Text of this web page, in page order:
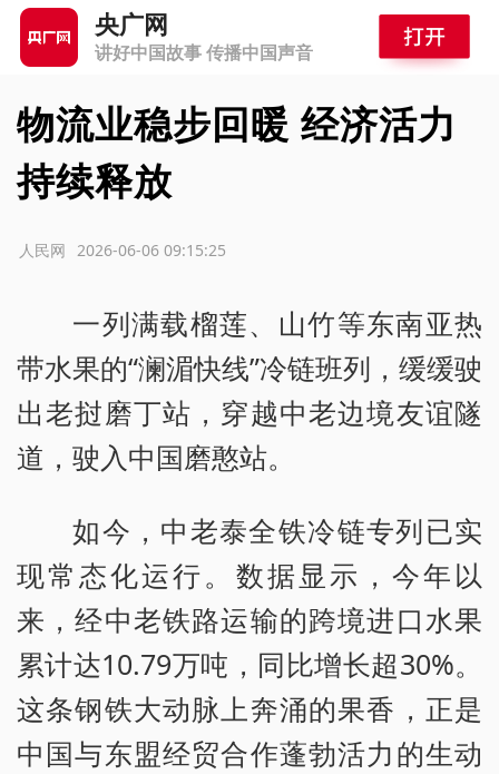
央广网
讲好中国故事 传播中国声音
物流业稳步回暖 经济活力
持续释放
2026-06-06 09:15:25
人民网
一列满载榴莲、山竹等东南亚热
带水果的“澜湄快线”冷链班列，缓缓驶
出老挝磨丁站，穿越中老边境友谊隧
道，驶入中国磨憨站。
如今，中老泰全铁冷链专列已实
现常态化运行。数据显示，今年以
来，经中老铁路运输的跨境进口水果
累计达10.79万吨，同比增长超30%。
这条钢铁大动脉上奔涌的果香，正是
中国与东盟经贸合作蓬勃活力的生动